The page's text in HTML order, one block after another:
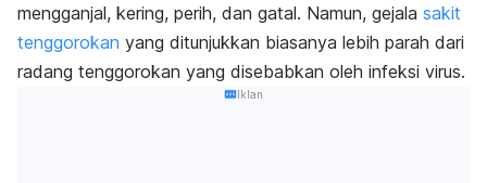
mengganjal, kering, perih, dan gatal. Namun, gejala sakit
tenggorokan yang ditunjukkan biasanya lebih parah dari
radang tenggorokan yang disebabkan oleh infeksi virus.
Iklan